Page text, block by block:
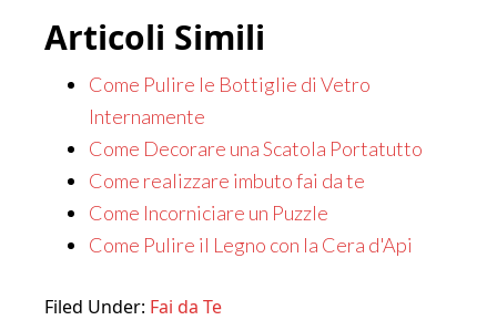
Articoli Simili
Come Pulire le Bottiglie di Vetro
Internamente
Come Decorare una Scatola Portatutto
Come realizzare imbuto fai da te
Come Incorniciare un Puzzle
Come Pulire il Legno con la Cera d'Api
Filed Under: Fai da Te